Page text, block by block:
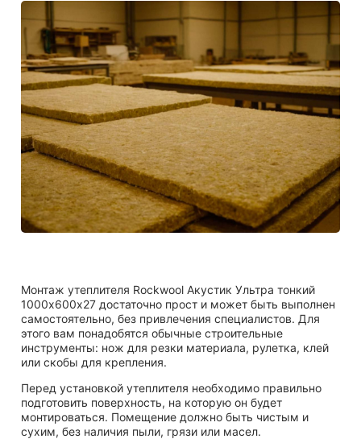
Монтаж утеплителя Rockwool Акустик Ультра тонкий
1000х600х27 достаточно прост и может быть выполнен
самостоятельно, без привлечения специалистов. Для
этого вам понадобятся обычные строительные
инструменты: нож для резки материала, рулетка, клей
или скобы для крепления.
Перед установкой утеплителя необходимо правильно
подготовить поверхность, на которую он будет
монтироваться. Помещение должно быть чистым и
сухим, без наличия пыли, грязи или масел.